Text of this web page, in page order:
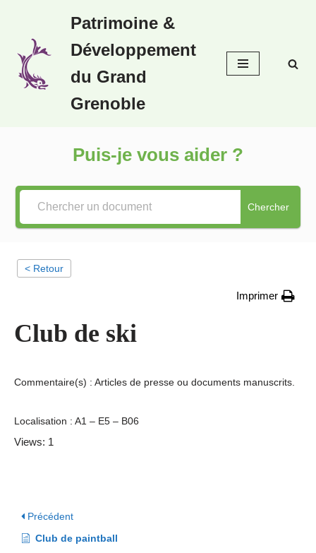
au
contenu
Patrimoine &
Développement
du Grand
Grenoble
Puis-je vous aider ?
Chercher
< Retour
Imprimer
Club de ski
Commentaire(s) : Articles de presse ou documents manuscrits.
Localisation : A1 – E5 – B06
Views: 1
Précédent
Club de paintball